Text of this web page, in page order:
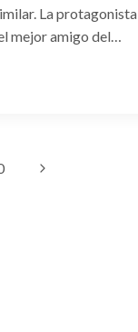
La protagonista
mejor amigo del…
Siguiente